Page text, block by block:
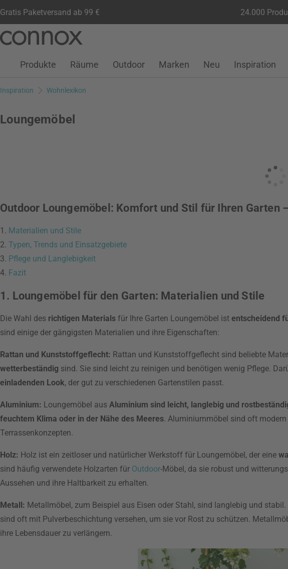
Gratis Paketversand ab 99 € 24.000
Seiteninhalt
Suchfeld
Kundenkonto
Wunschliste
Warenkorb
Produkte Räume Outdoor Marken Neu Inspiration
Inspiration Wohnlexikon
Loungemöbel
Outdoor Loungemöbel: Komfort und Stil für Ihren Garten
1. Materialien und Stile
2. Typen, Trends und Einsatzgebiete
3. Pflege und Langlebigkeit
4. Fazit
1. Loungemöbel für den Garten: Materialien und Stile
Die Wahl des richtigen Materials für Ihre Garten Loungemöbel ist entscheidend
sind einige der gängigsten Materialien und ihre Eigenschaften:
Rattan und Kunststoffgeflecht: Rattan und Kunststoffgeflecht sind beliebte
wetterbeständig sind. Sie sind leicht zu reinigen und benötigen wenig Pflege.
einladenden Look, der gut zu verschiedenen Gartenstilen passt.
Aluminium: Loungemöbel aus Aluminium sind leicht, langlebig und
feuchtem Klima oder in der Nähe des Meeres. Aluminiummöbel sind oft
Terrassenkonzepten.
Holz: Holz ist ein zeitloser und natürlicher Werkstoff für Loungemöbel, der eine
sind häufig verwendete Holzarten für Outdoor-Möbel, da sie robust und
Aussehen und ihre Haltbarkeit zu erhalten.
Metall: Metallmöbel, zum Beispiel aus Eisen oder Stahl, sind langlebig und
sind oft mit Pulverbeschichtung versehen, um sie vor Rost zu schützen.
ihre Lebensdauer zu verlängern.